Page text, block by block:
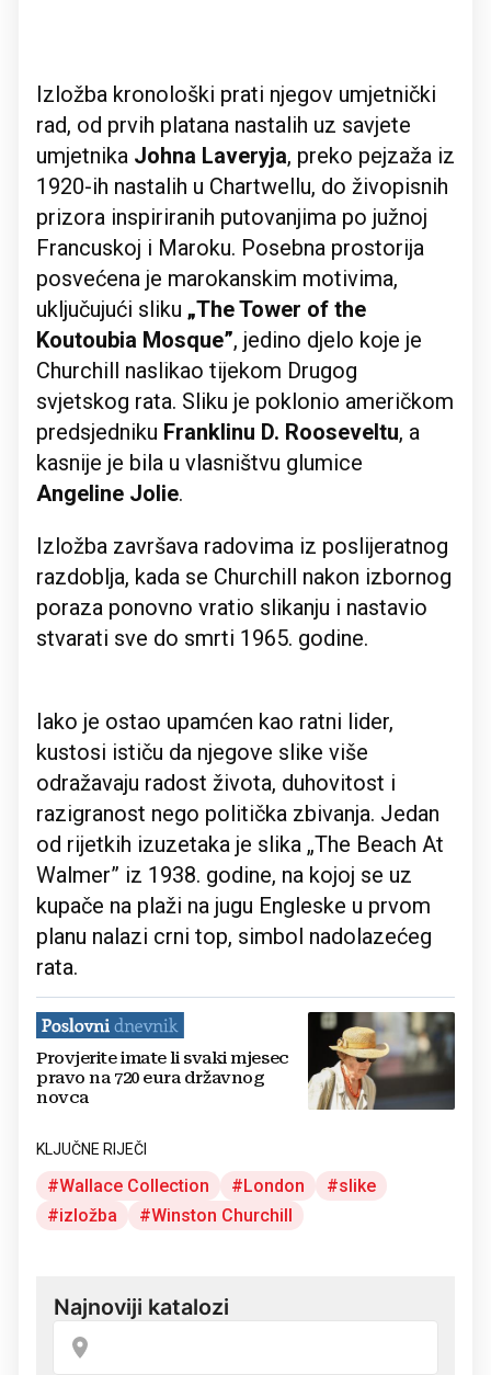
Izložba kronološki prati njegov umjetnički
rad, od prvih platana nastalih uz savjete
umjetnika Johna Laveryja, preko pejzaža iz
1920-ih nastalih u Chartwellu, do živopisnih
prizora inspiriranih putovanjima po južnoj
Francuskoj i Maroku. Posebna prostorija
posvećena je marokanskim motivima,
uključujući sliku „The Tower of the
Koutoubia Mosque”, jedino djelo koje je
Churchill naslikao tijekom Drugog
svjetskog rata. Sliku je poklonio američkom
predsjedniku Franklinu D. Rooseveltu, a
kasnije je bila u vlasništvu glumice
Angeline Jolie.
Izložba završava radovima iz poslijeratnog
razdoblja, kada se Churchill nakon izbornog
poraza ponovno vratio slikanju i nastavio
stvarati sve do smrti 1965. godine.
Iako je ostao upamćen kao ratni lider,
kustosi ističu da njegove slike više
odražavaju radost života, duhovitost i
razigranost nego politička zbivanja. Jedan
od rijetkih izuzetaka je slika „The Beach At
Walmer” iz 1938. godine, na kojoj se uz
kupače na plaži na jugu Engleske u prvom
planu nalazi crni top, simbol nadolazećeg
rata.
Provjerite imate li svaki mjesec
pravo na 720 eura državnog
novca
KLJUČNE RIJEČI
Wallace Collection London
slike
izložba
Winston Churchill